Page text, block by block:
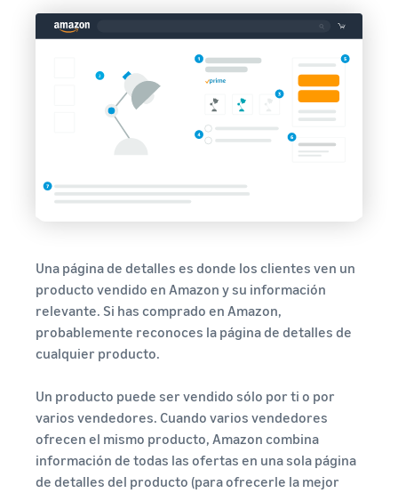
Una página de detalles es donde los clientes ven un
producto vendido en Amazon y su información
relevante. Si has comprado en Amazon,
probablemente reconoces la página de detalles de
cualquier producto.
Un producto puede ser vendido sólo por ti o por
varios vendedores. Cuando varios vendedores
ofrecen el mismo producto, Amazon combina
información de todas las ofertas en una sola página
de detalles del producto (para ofrecerle la mejor